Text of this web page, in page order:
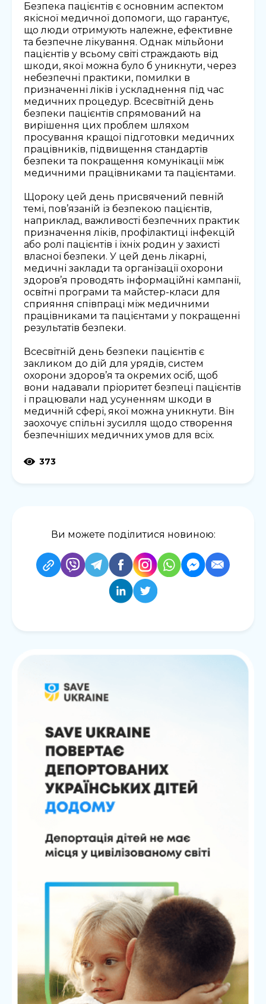
Безпека пацієнтів є основним аспектом
якісної медичної допомоги, що гарантує,
що люди отримують належне, ефективне
та безпечне лікування. Однак мільйони
пацієнтів у всьому світі страждають від
шкоди, якої можна було б уникнути, через
небезпечні практики, помилки в
призначенні ліків і ускладнення під час
медичних процедур. Всесвітній день
безпеки пацієнтів спрямований на
вирішення цих проблем шляхом
просування кращої підготовки медичних
працівників, підвищення стандартів
безпеки та покращення комунікації між
медичними працівниками та пацієнтами.
Щороку цей день присвячений певній
темі, пов’язаній із безпекою пацієнтів,
наприклад, важливості безпечних практик
призначення ліків, профілактиці інфекцій
або ролі пацієнтів і їхніх родин у захисті
власної безпеки. У цей день лікарні,
медичні заклади та організації охорони
здоров’я проводять інформаційні кампанії,
освітні програми та майстер-класи для
сприяння співпраці між медичними
працівниками та пацієнтами у покращенні
результатів безпеки.
Всесвітній день безпеки пацієнтів є
закликом до дій для урядів, систем
охорони здоров’я та окремих осіб, щоб
вони надавали пріоритет безпеці пацієнтів
і працювали над усуненням шкоди в
медичній сфері, якої можна уникнути. Він
заохочує спільні зусилля щодо створення
безпечніших медичних умов для всіх.
373
Ви можете поділитися новиною: